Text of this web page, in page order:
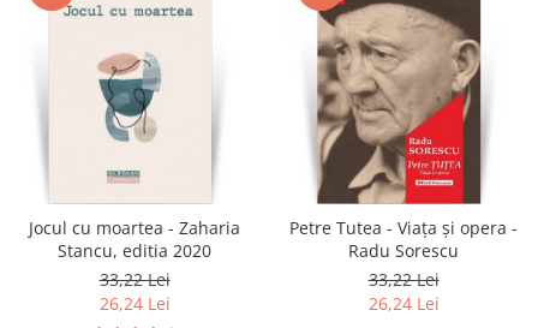
Jocul cu moartea - Zaharia
Stancu, editia 2020
33,22 Lei
26,24 Lei
Petre Tutea - Viaţa şi opera -
Radu Sorescu
33,22 Lei
26,24 Lei